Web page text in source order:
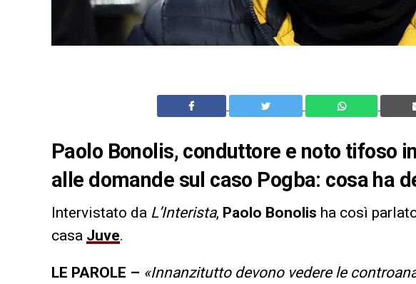
Paolo Bonolis, conduttore e noto tifoso
alle domande sul caso Pogba: cosa ha
Intervistato da L’Interista, Paolo Bonolis ha così
casa Juve.
LE PAROLE – «Innanzitutto devono vedere le